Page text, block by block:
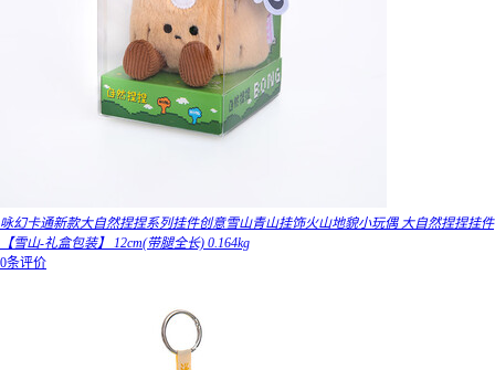
咏幻卡通新款大自然捏捏系列挂件创意雪山青山挂饰火山地貌小玩偶 大自然捏捏挂件
【雪山-礼盒包装】 12cm(带腿全长) 0.164kg
0条评价